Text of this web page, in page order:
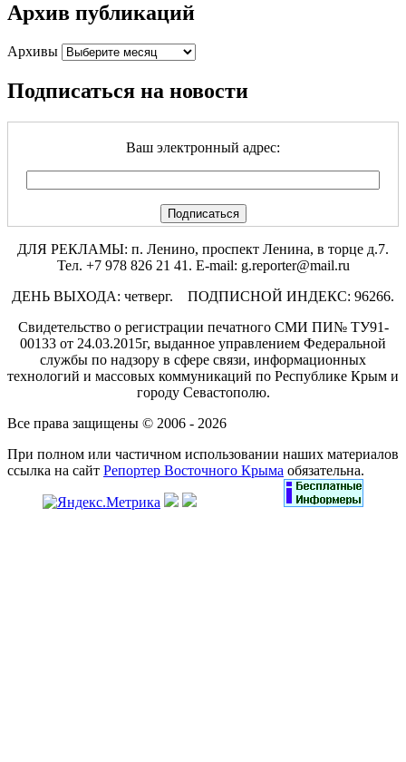
Архив публикаций
Архивы
Подписаться на новости
Ваш электронный адрес:
ДЛЯ РЕКЛАМЫ: п. Ленино, проспект Ленина, в торце д.7.
Тел. +7 978 826 21 41. E-mail: g.reporter@mail.ru
ДЕНЬ ВЫХОДА: четверг. ПОДПИСНОЙ ИНДЕКС: 96266.
Свидетельство о регистрации печатного СМИ ПИ№ ТУ91-
00133 от 24.03.2015г, выданное управлением Федеральной
службы по надзору в сфере связи, информационных
технологий и массовых коммуникаций по Республике Крым и
городу Севастополю.
Все права защищены © 2006 - 2026
При полном или частичном использовании наших материалов
ссылка на сайт Репортер Восточного Крыма обязательна.